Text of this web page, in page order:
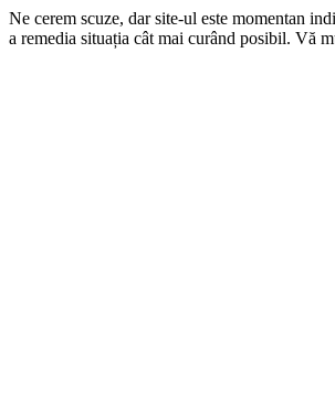
Ne cerem scuze, dar site-ul este momentan
a remedia situația cât mai curând posibil. Vă